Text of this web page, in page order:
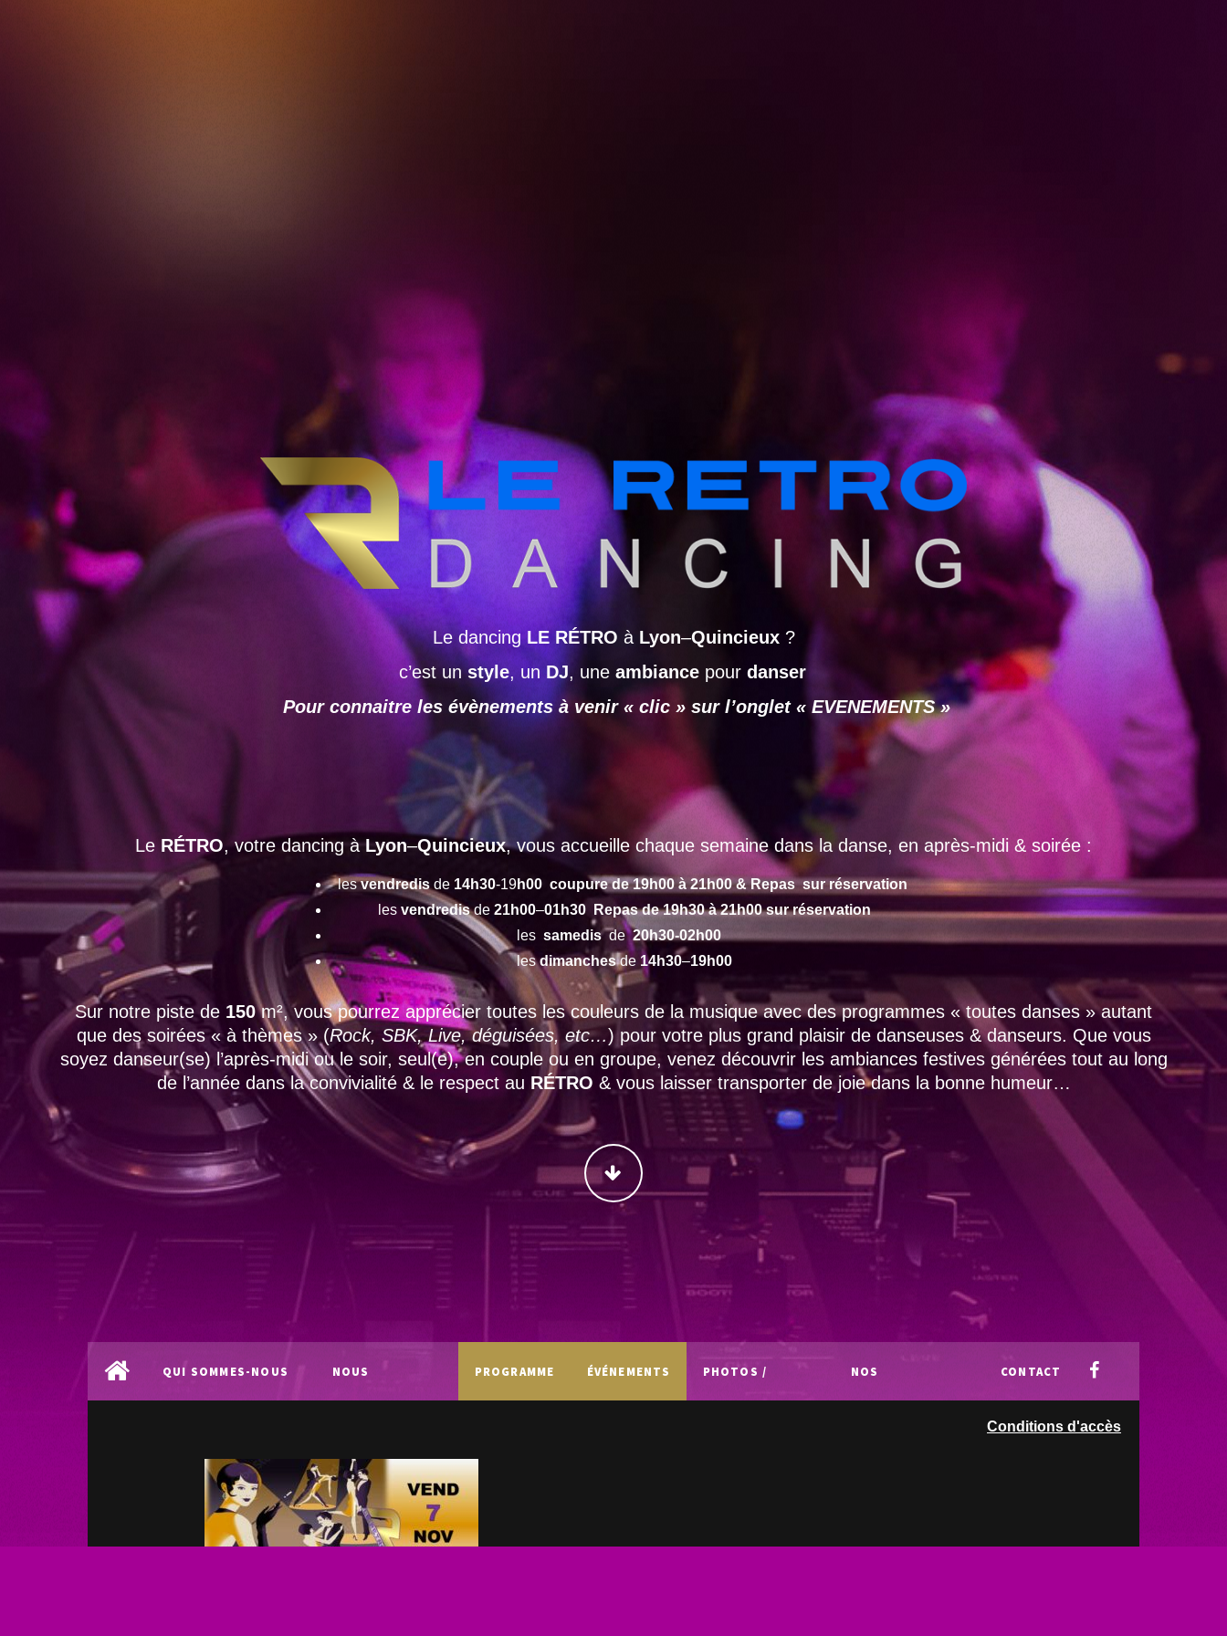
Le dancing LE RÉTRO à Lyon–Quincieux?
c’est unstyle, un DJ, une ambiance pour danser
Pour connaitre les évènements à venir « clic » sur l’onglet « EVENEMENTS »
Le RÉTRO, votre dancing àLyon–Quincieux, vous accueille chaque semaine dans la danse, en après-midi & soirée :
lesvendredis de 14h30-19h00 coupure de 19h00 à 21h00 & Repas sur réservation
les vendredisde 21h00–01h30 Repas de 19h30 à 21h00 sur réservation
les samedisde20h30-02h00
lesdimanchesde 14h30–19h00
Sur notre piste de 150m², vous pourrez apprécier toutes les couleurs de la musique avec des programmes « toutes danses » autant
que des soirées « à thèmes » (Rock, SBK, Live, déguisées, etc…) pour votre plus grand plaisir de danseuses & danseurs. Que vous
soyez danseur(se) l’après-midi ou le soir, seul(e), en couple ou en groupe, venez découvrir les ambiances festives générées tout au long
de l’année dans la convivialité & le respect au RÉTRO & vous laisser transporter de joie dans la bonne humeur…
QUI SOMMES-NOUS NOUS PROGRAMME ÉVÉNEMENTS PHOTOS / NOS CONTACT
Conditions d'accès